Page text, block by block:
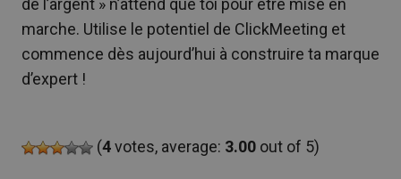
de l’argent » n’attend que toi pour être mise en
marche. Utilise le potentiel de ClickMeeting et
commence dès aujourd’hui à construire ta marque
d’expert !
(4votes, average: 3.00 out of 5)